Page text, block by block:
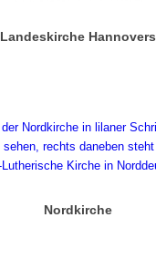
Landeskirche Hannovers
Nordkirche